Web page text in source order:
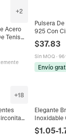
+2
Acero
Tenis
Hoja
Pulsera
925 Con
Una Sola
Elegantes
$37.83
Sin MOQ · 96
Envío
+18
Elegante
Inoxidable
Cubana
$1.05-